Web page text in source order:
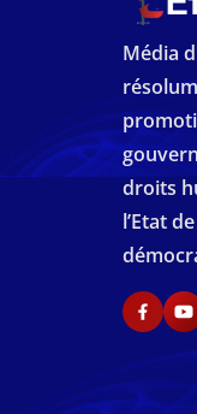
Média
droits
l’Etat